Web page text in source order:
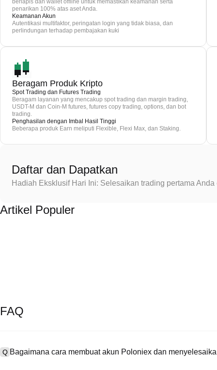
berlapis dan wallet offline untuk memastikan keamanan serta
penarikan 100% atas aset Anda.
Keamanan Akun
Autentikasi multifaktor, peringatan login yang tidak biasa, dan
perlindungan terhadap pembajakan kuki
Beragam Produk Kripto
Spot Trading dan Futures Trading
Beragam layanan yang mencakup spot trading dan margin trading,
USDT-M dan Coin-M futures, futures copy trading, options, dan bot
trading.
Penghasilan dengan Imbal Hasil Tinggi
Beberapa produk Earn meliputi Flexible, Flexi Max, dan Staking.
Daftar dan Dapatkan
Hadiah Eksklusif Hari Ini: Selesaikan trading pertama
Artikel Populer
FAQ
Q Bagaimana cara membuat akun Poloniex dan